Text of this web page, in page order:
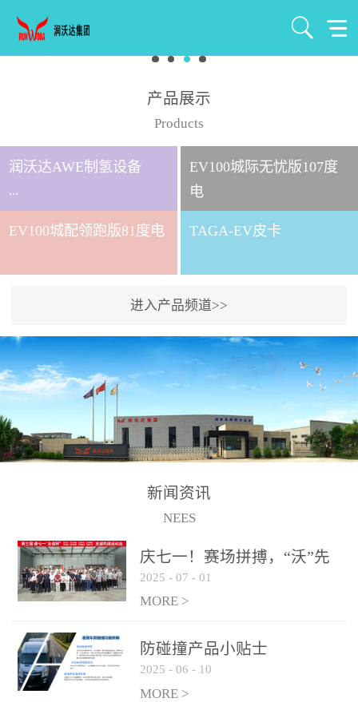
产品展示
Products
润沃达AWE制氢设备
...
司成立于2021年7月，注册
资金1000万元，是北京润
司。 公司主要从事氢气
制、储、加、用的相关技
术、产品的研发、销售及
道路货物运输业务。设备
的生产制造由位于连云港
的江苏润沃达环境科技有
限公司承担。 以下设备
为润沃达AWE制氢设备系
子、化工、冶金、建材等
行业的制氢 / 制氧设备，
纯化后可达到99.999%氢气
用需求。 气液
分离系统
纯化系统
EV100城际无忧版107度
电
EV100城配领跑版81度电 TAGA-EV皮卡
进入产品频道>>
新闻资讯
NEES
庆七一！赛场拼搏，“沃”先
行！
2025 - 07 - 01
MORE >
防碰撞产品小贴士
2025 - 06 - 10
MORE >